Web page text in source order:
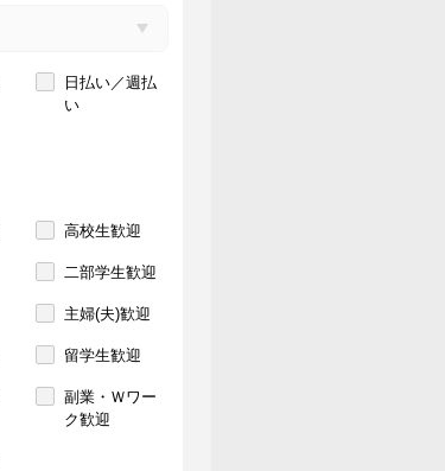
日払い／週払
い
高校生歓迎
二部学生歓迎
主婦(夫)歓迎
留学生歓迎
副業・Ｗワー
ク歓迎